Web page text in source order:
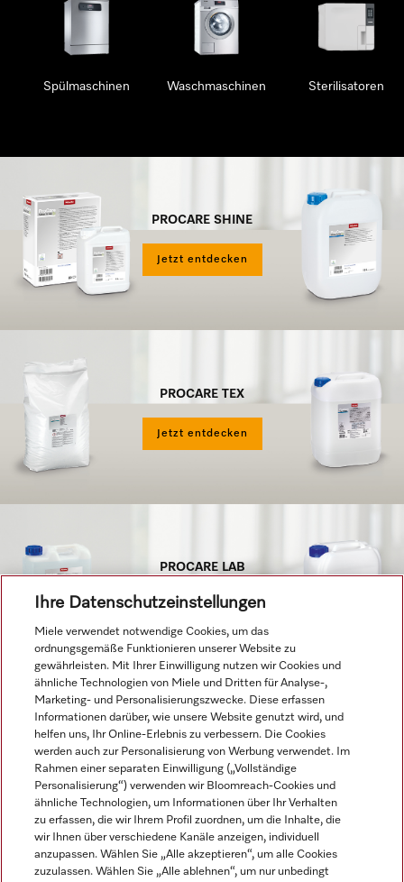
Spülmaschinen Waschmaschinen Sterilisatoren
PROCARE SHINE
Jetzt entdecken
PROCARE TEX
Jetzt entdecken
PROCARE LAB
Jetzt entdecken
Navigation
Service
Ihre Datenschutzeinstellungen
Miele verwendet notwendige Cookies, um das
ordnungsgemäße Funktionieren unserer Website zu
gewährleisten. Mit Ihrer Einwilligung nutzen wir Cookies und
ähnliche Technologien von Miele und Dritten für Analyse-,
Marketing- und Personalisierungszwecke. Diese erfassen
Informationen darüber, wie unsere Website genutzt wird, und
helfen uns, Ihr Online-Erlebnis zu verbessern. Die Cookies
werden auch zur Personalisierung von Werbung verwendet. Im
Rahmen einer separaten Einwilligung („Vollständige
Personalisierung“) verwenden wir Bloomreach-Cookies und
ähnliche Technologien, um Informationen über Ihr Verhalten
zu erfassen, die wir Ihrem Profil zuordnen, um die Inhalte, die
wir Ihnen über verschiedene Kanäle anzeigen, individuell
anzupassen. Wählen Sie „Alle akzeptieren“, um alle Cookies
zuzulassen. Wählen Sie „Alle ablehnen“, um nur unbedingt